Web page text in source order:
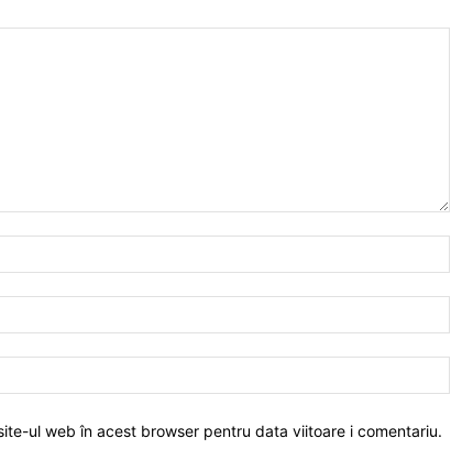
ul web în acest browser pentru data viitoare i comentariu.